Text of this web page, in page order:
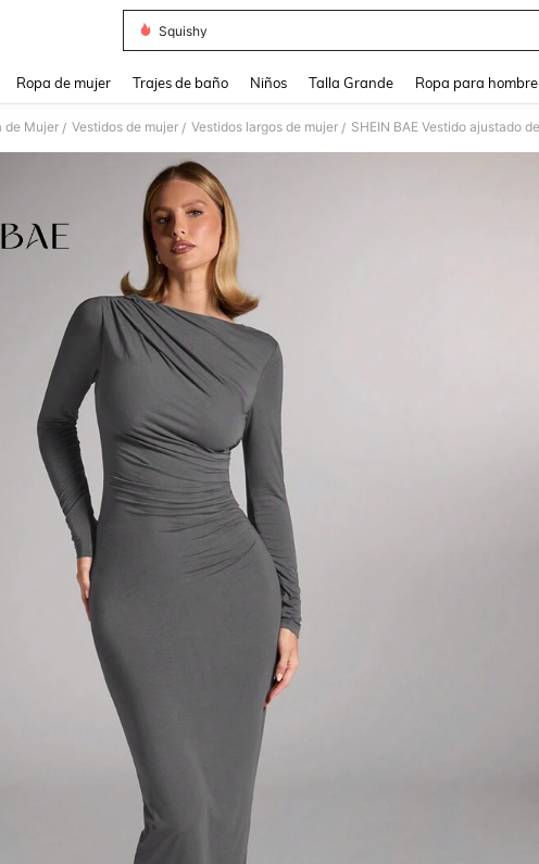
Squishy
Ropa de mujer Trajes de baño Niños Talla Grande Ropa para hombre
de Mujer / Vestidos de mujer / Vestidos largos de mujer /